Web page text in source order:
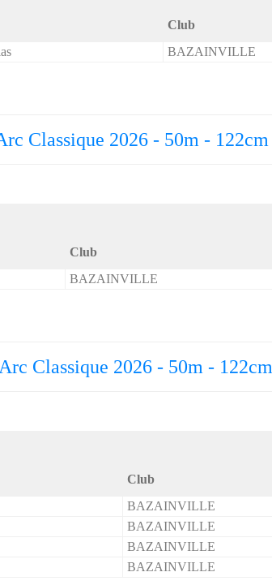
Club
BAZAINVILLE
Classique 2026 - 50m - 122cm
Club
BAZAINVILLE
Classique 2026 - 50m - 122cm
Club
BAZAINVILLE
BAZAINVILLE
BAZAINVILLE
BAZAINVILLE